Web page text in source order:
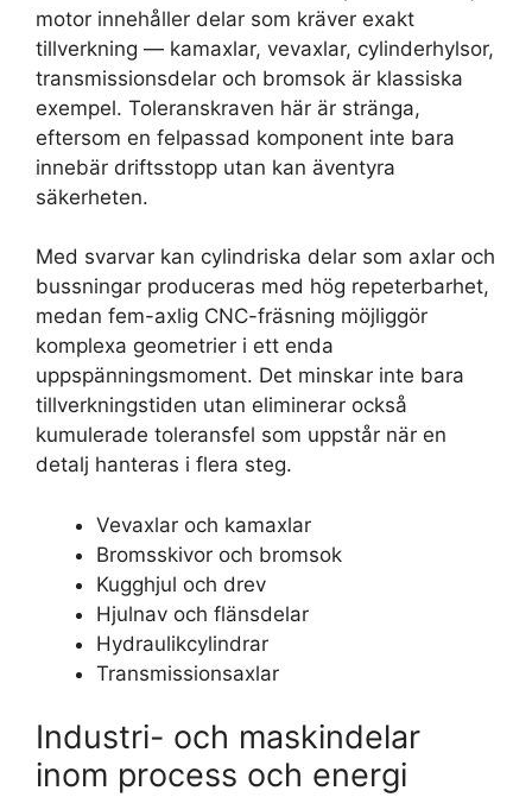
motor innehåller delar som kräver exakt
tillverkning — kamaxlar, vevaxlar, cylinderhylsor,
transmissionsdelar och bromsok är klassiska
exempel. Toleranskraven här är stränga,
eftersom en felpassad komponent inte bara
innebär driftsstopp utan kan äventyra
säkerheten.
Med svarvar kan cylindriska delar som axlar och
bussningar produceras med hög repeterbarhet,
medan fem-axlig CNC-fräsning möjliggör
komplexa geometrier i ett enda
uppspänningsmoment. Det minskar inte bara
tillverkningstiden utan eliminerar också
kumulerade toleransfel som uppstår när en
detalj hanteras i flera steg.
Vevaxlar och kamaxlar
Bromsskivor och bromsok
Kugghjul och drev
Hjulnav och flänsdelar
Hydraulikcylindrar
Transmissionsaxlar
Industri- och maskindelar
inom process och energi